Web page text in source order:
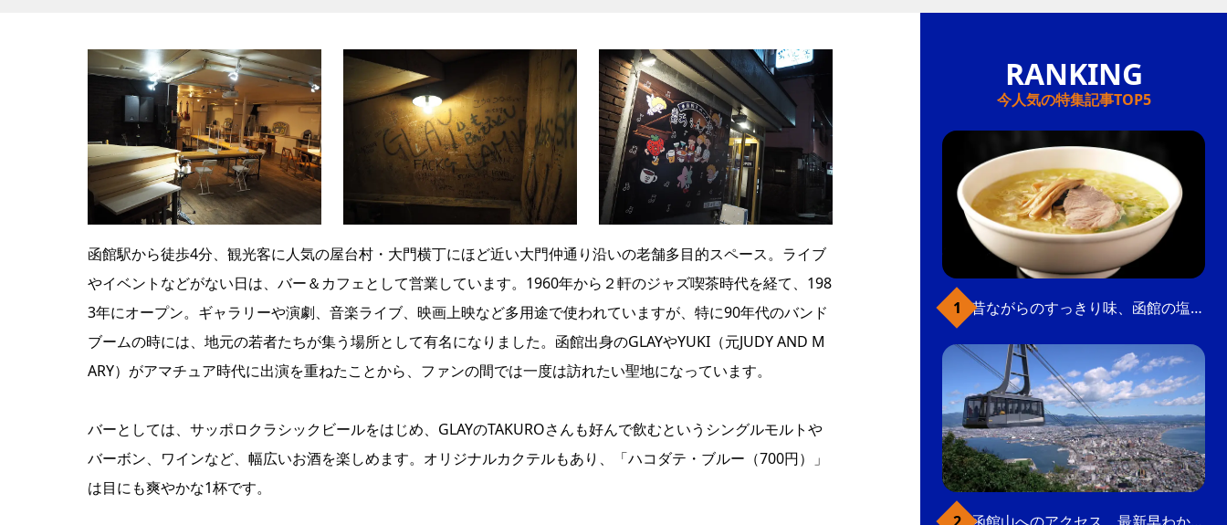
函館駅から徒歩4分、観光客に人気の屋台村・大門横丁にほど近い大門仲通り沿いの老舗多目的スペース。ライブ
やイベントなどがない日は、バー＆カフェとして営業しています。1960年から２軒のジャズ喫茶時代を経て、198
3年にオープン。ギャラリーや演劇、音楽ライブ、映画上映など多用途で使われていますが、特に90年代のバンド
ブームの時には、地元の若者たちが集う場所として有名になりました。函館出身のGLAYやYUKI（元JUDY AND M
ARY）がアマチュア時代に出演を重ねたことから、ファンの間では一度は訪れたい聖地になっています。
バーとしては、サッポロクラシックビールをはじめ、GLAYのTAKUROさんも好んで飲むというシングルモルトや
バーボン、ワインなど、幅広いお酒を楽しめます。オリジナルカクテルもあり、「ハコダテ・ブルー（700円）」
は目にも爽やかな1杯です。
今人気の特集記事TOP5
昔ながらのすっきり味、函館の塩ラーメン